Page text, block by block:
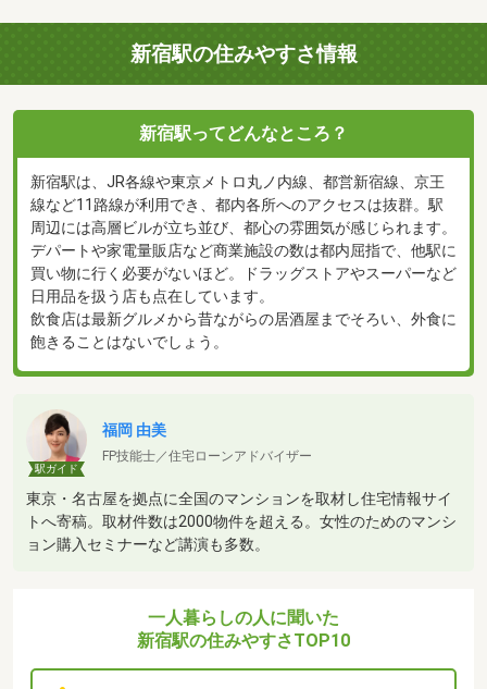
新宿駅の住みやすさ情報
新宿駅ってどんなところ？
新宿駅は、JR各線や東京メトロ丸ノ内線、都営新宿線、京王
線など11路線が利用でき、都内各所へのアクセスは抜群。駅
周辺には高層ビルが立ち並び、都心の雰囲気が感じられます。
デパートや家電量販店など商業施設の数は都内屈指で、他駅に
買い物に行く必要がないほど。ドラッグストアやスーパーなど
日用品を扱う店も点在しています。
飲食店は最新グルメから昔ながらの居酒屋までそろい、外食に
飽きることはないでしょう。
駅ガイド
福岡 由美
FP技能士／住宅ローンアドバイザー
東京・名古屋を拠点に全国のマンションを取材し住宅情報サイ
トへ寄稿。取材件数は2000物件を超える。女性のためのマンシ
ョン購入セミナーなど講演も多数。
一人暮らしの人に聞いた
新宿駅の住みやすさTOP10